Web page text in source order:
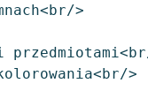
>
>